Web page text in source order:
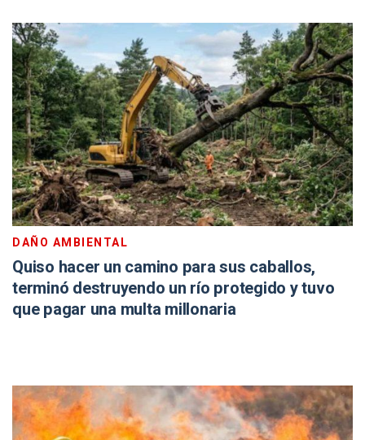
DAÑO AMBIENTAL
Quiso hacer un camino para sus caballos,
terminó destruyendo un río protegido y tuvo
que pagar una multa millonaria